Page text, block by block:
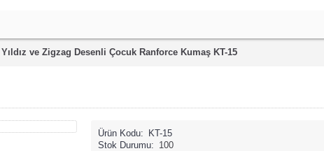
Yıldız ve Zigzag Desenli Çocuk Ranforce Kumaş KT-15
Ürün Kodu: KT-15
Stok Durumu: 100